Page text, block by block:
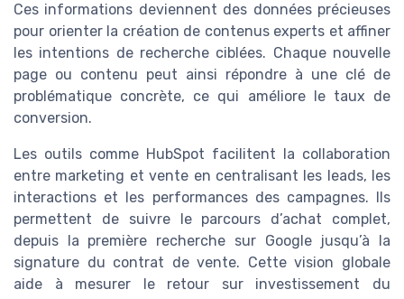
Ces informations deviennent des données précieuses
pour orienter la création de contenus experts et affiner
les intentions de recherche ciblées. Chaque nouvelle
page ou contenu peut ainsi répondre à une clé de
problématique concrète, ce qui améliore le taux de
conversion.
Les outils comme HubSpot facilitent la collaboration
entre marketing et vente en centralisant les leads, les
interactions et les performances des campagnes. Ils
permettent de suivre le parcours d’achat complet,
depuis la première recherche sur Google jusqu’à la
signature du contrat de vente. Cette vision globale
aide à mesurer le retour sur investissement du